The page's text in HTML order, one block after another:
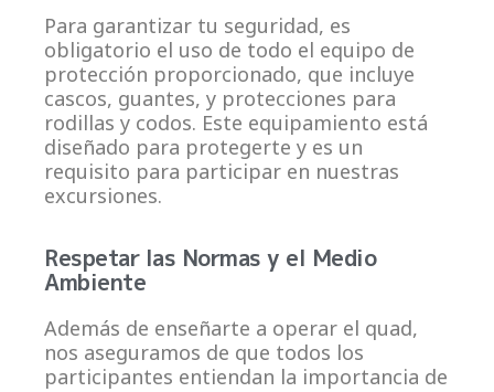
Para garantizar tu seguridad, es
obligatorio el uso de todo el equipo de
protección proporcionado, que incluye
cascos, guantes, y protecciones para
rodillas y codos. Este equipamiento está
diseñado para protegerte y es un
requisito para participar en nuestras
excursiones.
Respetar las Normas y el Medio
Ambiente
Además de enseñarte a operar el quad,
nos aseguramos de que todos los
participantes entiendan la importancia de